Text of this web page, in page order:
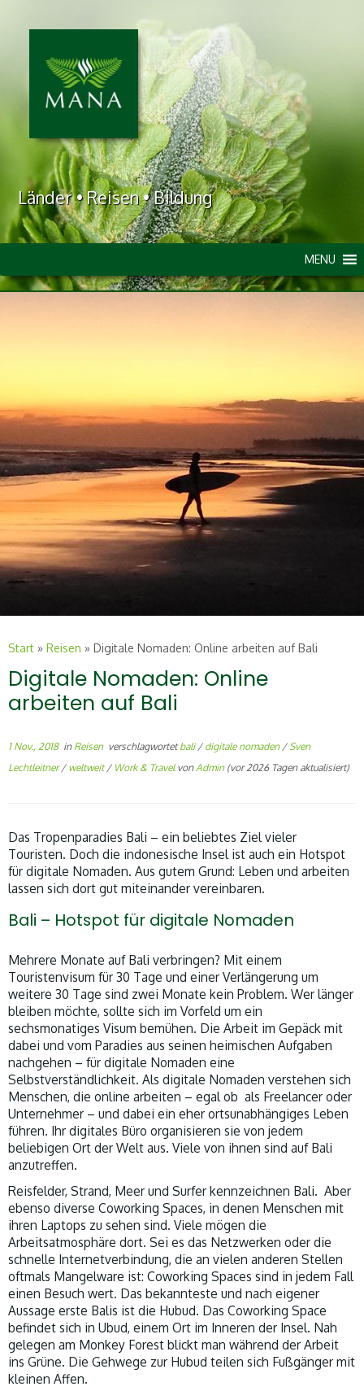
Länder • Reisen • Bildung
MENU
Start » Reisen » Digitale Nomaden: Online arbeiten auf Bali
Digitale Nomaden: Online
arbeiten auf Bali
1 Nov., 2018in Reisen verschlagwortetbali / digitale nomaden / Sven
Lechtleitner/ weltweit/ Work & Travel von Admin(vor 2026 Tagen aktualisiert)
Das Tropenparadies Bali – ein beliebtes Ziel vieler
Touristen. Doch die indonesische Insel ist auch ein Hotspot
für digitale Nomaden. Aus gutem Grund: Leben und arbeiten
lassen sich dort gut miteinander vereinbaren.
Bali – Hotspot für digitale Nomaden
Mehrere Monate auf Bali verbringen? Mit einem
Touristenvisum für 30 Tage und einer Verlängerung um
weitere 30 Tage sind zwei Monate kein Problem. Wer länger
bleiben möchte, sollte sich im Vorfeld um ein
sechsmonatiges Visum bemühen. Die Arbeit im Gepäck mit
dabei und vom Paradies aus seinen heimischen Aufgaben
nachgehen – für digitale Nomaden eine
Selbstverständlichkeit. Als digitale Nomaden verstehen sich
Menschen, die online arbeiten – egal ob als Freelancer oder
Unternehmer – und dabei ein eher ortsunabhängiges Leben
führen. Ihr digitales Büro organisieren sie von jedem
beliebigen Ort der Welt aus. Viele von ihnen sind auf Bali
anzutreffen.
Reisfelder, Strand, Meer und Surfer kennzeichnen Bali. Aber
ebenso diverse Coworking Spaces, in denen Menschen mit
ihren Laptops zu sehen sind. Viele mögen die
Arbeitsatmosphäre dort. Sei es das Netzwerken oder die
schnelle Internetverbindung, die an vielen anderen Stellen
oftmals Mangelware ist: Coworking Spaces sind in jedem Fall
einen Besuch wert. Das bekannteste und nach eigener
Aussage erste Balis ist die Hubud. Das Coworking Space
befindet sich in Ubud, einem Ort im Inneren der Insel. Nah
gelegen am Monkey Forest blickt man während der Arbeit
ins Grüne. Die Gehwege zur Hubud teilen sich Fußgänger mit
kleinen Affen.